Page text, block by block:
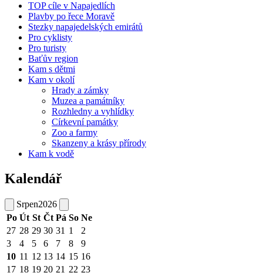
TOP cíle v Napajedlích
Plavby po řece Moravě
Stezky napajedelských emirátů
Pro cyklisty
Pro turisty
Baťův region
Kam s dětmi
Kam v okolí
Hrady a zámky
Muzea a památníky
Rozhledny a vyhlídky
Církevní památky
Zoo a farmy
Skanzeny a krásy přírody
Kam k vodě
Kalendář
Srpen2026
Po Út St Čt Pá So Ne
27 28 29 30 31 1
2
3
4 5 6 7 8
9
10 11 12 13 14 15 16
17 18 19 20 21 22 23